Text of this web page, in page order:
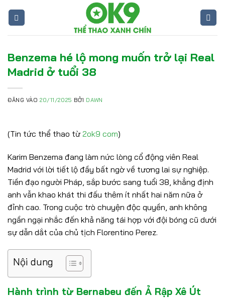
Benzema hé lộ mong muốn trở lại Real
Madrid ở tuổi 38
ĐĂNG VÀO20/11/2025 BỞI DAWN
(Tin tức thể thao từ 2ok9 com)
Karim Benzema đang làm nức lòng cổ động viên Real
Madrid với lời tiết lộ đầy bất ngờ về tương lai sự nghiệp.
Tiền đạo người Pháp, sắp bước sang tuổi 38, khẳng định
anh vẫn khao khát thi đấu thêm ít nhất hai năm nữa ở
đỉnh cao. Trong cuộc trò chuyện độc quyền, anh không
ngần ngại nhắc đến khả năng tái hợp với đội bóng cũ dưới
sự dẫn dắt của chủ tịch Florentino Perez.
Nội dung
Hành trình từ Bernabeu đến Ả Rập Xê Út